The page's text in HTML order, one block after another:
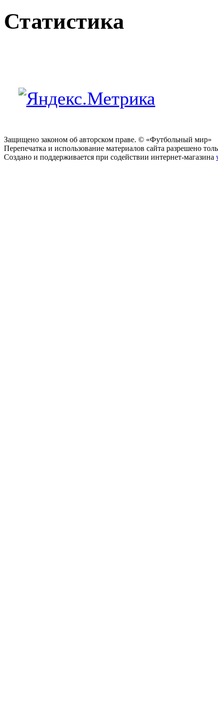
Статистика
Защищено законом об авторском праве. © «Футбольный мир»
Перепечатка и использование материалов сайта разрешено
Создано и поддерживается при содействии интернет-магазина